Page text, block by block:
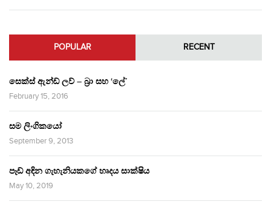
POPULAR RECENT
සෙක්ස් ඇන්ඩ් ලව් – බ්‍රා සහ ‘ලේ’
February 15, 2016
සම ලිංගිකයෝ
September 9, 2013
පෑඩ් අඳින ගැහැනියකගේ හෘදය සාක්ෂිය
May 10, 2019